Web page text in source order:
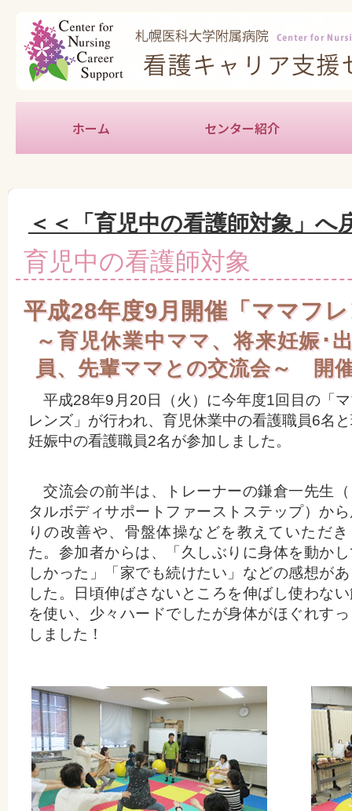
ホーム センター紹介
＜＜「育児中の看護師対象」へ
育児中の看護師対象
平成28年度9月開催「ママフ
～育児休業中ママ、将来妊娠･
員、先輩ママとの交流会～ 開
平成28年9月20日（火）に今年度1回目の「
レンズ」が行われ、育児休業中の看護職員6名
妊娠中の看護職員2名が参加しました。
交流会の前半は、トレーナーの鎌倉一先生
タルボディサポートファーストステップ）か
りの改善や、骨盤体操などを教えていただき
た。参加者からは、「久しぶりに身体を動か
しかった」「家でも続けたい」などの感想が
した。日頃伸ばさないところを伸ばし使わな
を使い、少々ハードでしたが身体がほぐれす
しました！